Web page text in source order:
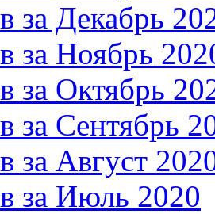
за Декабрь
за Ноябрь
за Октябрь
за Сентябрь
за Август
за Июль 2020